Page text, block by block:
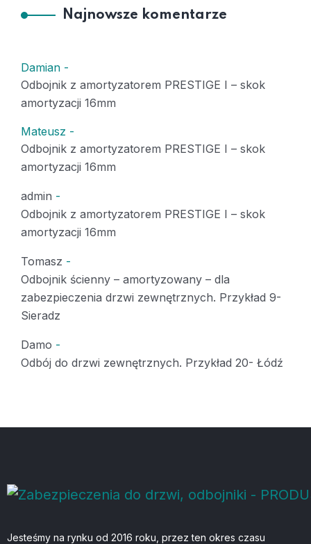
Najnowsze komentarze
Damian -
Odbojnik z amortyzatorem PRESTIGE I – skok
amortyzacji 16mm
Mateusz -
Odbojnik z amortyzatorem PRESTIGE I – skok
amortyzacji 16mm
admin -
Odbojnik z amortyzatorem PRESTIGE I – skok
amortyzacji 16mm
Tomasz -
Odbojnik ścienny – amortyzowany – dla
zabezpieczenia drzwi zewnętrznych. Przykład 9-
Sieradz
Damo -
Odbój do drzwi zewnętrznych. Przykład 20- Łódź
Jesteśmy na rynku od 2016 roku, przez ten okres czasu